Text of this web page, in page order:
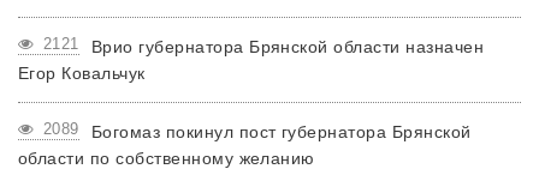
2121
Врио губернатора Брянской области назначен
Егор Ковальчук
2089
Богомаз покинул пост губернатора Брянской
области по собственному желанию